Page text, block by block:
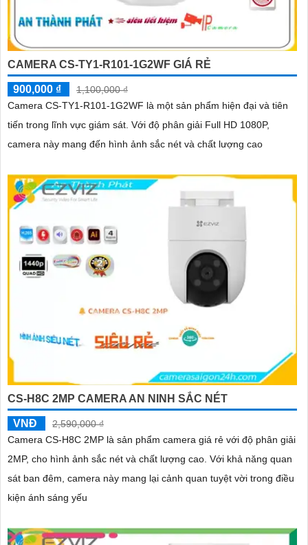
CAMERA CS-TY1-R101-1G2WF GIÁ RẺ
900,000 ₫
1,100,000 ₫
Camera CS-TY1-R101-1G2WF là một sản phẩm hiện đại và tiên
tiến trong lĩnh vực giám sát. Với độ phân giải Full HD 1080P,
camera này mang đến hình ảnh sắc nét và chất lượng cao
CS-H8C 2MP CAMERA AN NINH SẮC NÉT
VNĐ
2,590,000 ₫
Camera CS-H8C 2MP là sản phẩm camera giá rẻ với độ phân giải
2MP, cho hình ảnh sắc nét và chất lượng cao. Với khả năng quan
sát ban đêm, camera này mang lại cảnh quan tuyệt vời trong điều
kiện ánh sáng yếu